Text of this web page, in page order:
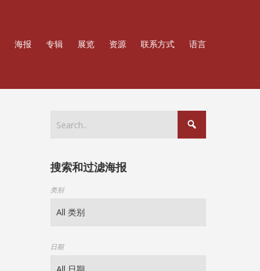
海报 专辑 展览 资源 联系方式 语言
搜索和过滤海报
类别
日期